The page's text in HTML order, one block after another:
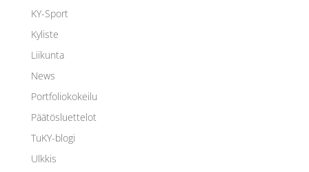
KY-Sport
Kyliste
Liikunta
News
Portfoliokokeilu
Päätösluettelot
TuKY-blogi
Ulkkis